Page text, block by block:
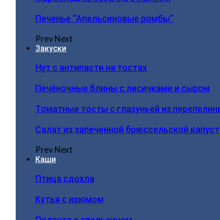
Печенье “Апельсиновые ромбы”
PrevNext
Закуски
Нут с антипасти на тостах
Печёночные блины с лисичками и сыром
Томатные тосты с глазуньей из
Салат из запеченной брюссельской
PrevNext
Каши
Птица сдохла
Кутья с изюмом